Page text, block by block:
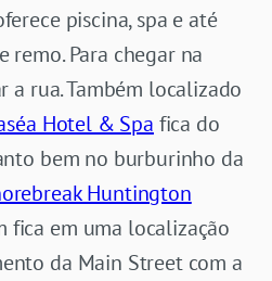
piscina, spa e até
remo. Para chegar na
a rua. Também localizado
Hotel & Spa fica do
bem no burburinho da
Huntington
fica em uma localização
da Main Street com a